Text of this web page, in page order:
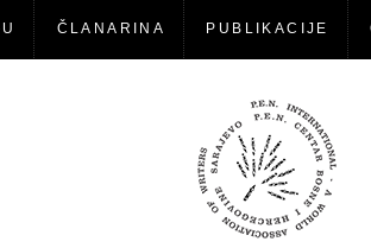
ČLANARINA PUBLIKACIJE